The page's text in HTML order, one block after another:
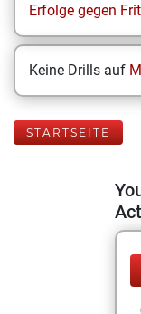
Erfolge gegen
Keine Drills auf
STARTSEITE